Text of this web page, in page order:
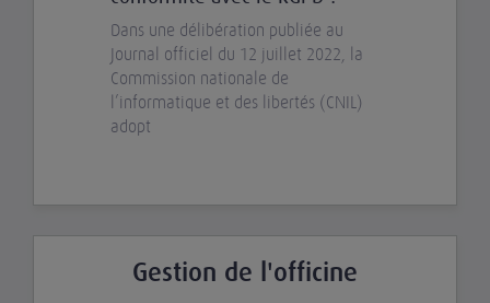
Dans une délibération publiée au
Journal officiel du 12 juillet 2022, la
Commission nationale de
l’informatique et des libertés (CNIL)
adopt
Gestion de l'officine